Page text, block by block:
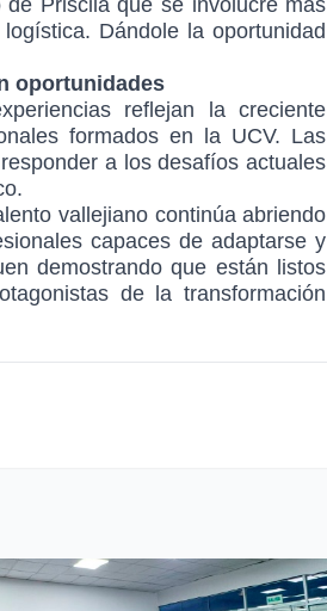
de Priscila que se involucre más
Dándole la oportunidad
oportunidades
reflejan la creciente
formados en la UCV. Las
a los desafíos actuales
vallejiano continúa abriendo
capaces de adaptarse y
demostrando que están listos
de la transformación